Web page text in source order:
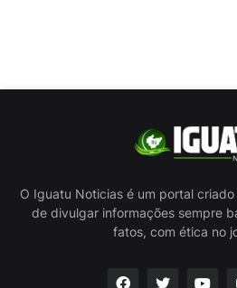
O Iguatu Noticias é um portal
de divulgar informações sempre
fatos, com ética no